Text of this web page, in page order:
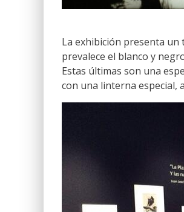
La exhibición presenta
prevalece el blanco y
Estas últimas son una
con una linterna especial,